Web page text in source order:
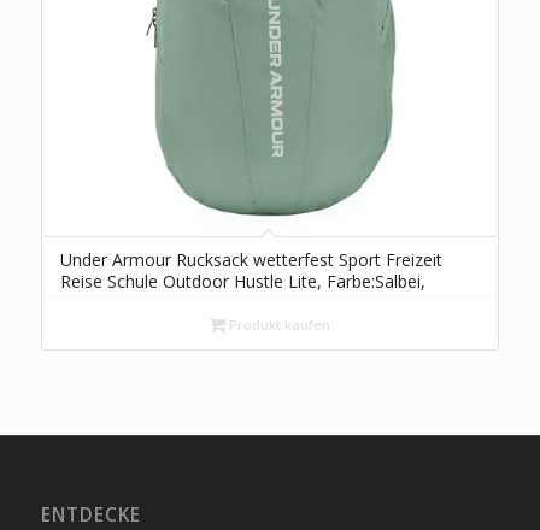
Under Armour Rucksack wetterfest Sport Freizeit
Reise Schule Outdoor Hustle Lite, Farbe:Salbei,
Produkt kaufen
ENTDECKE